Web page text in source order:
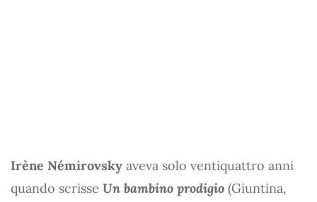
Irène Némirovsky aveva solo ventiquattro anni
quando scrisse Un bambino prodigio (Giuntina,